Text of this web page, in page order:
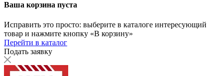
Ваша корзина пуста
Исправить это просто: выберите в каталоге интересующий
товар и нажмите кнопку «В корзину»
Перейти в каталог
Подать заявку